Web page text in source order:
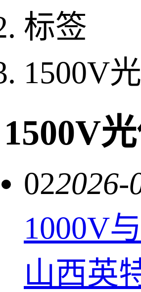
标签
1500V
1500V
022026-
1000V
山西英